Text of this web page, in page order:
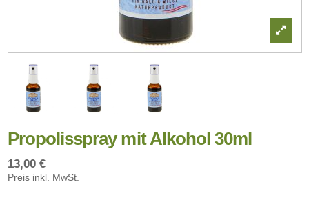
Propolisspray mit Alkohol 30ml
13,00 €
Preis inkl. MwSt.